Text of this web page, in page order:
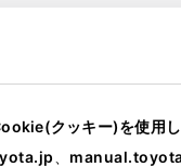
クッキー)を使用し